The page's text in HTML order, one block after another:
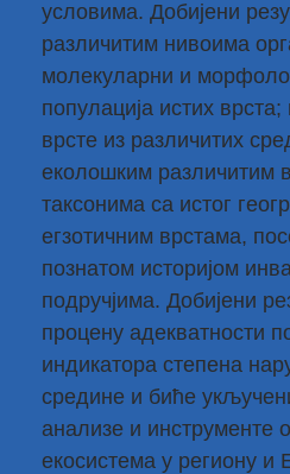
условима. Добијени
различитим нивоима
молекуларни и
популација истих
врсте из различитих
еколошким различитим
таксонима са истог
егзотичним врстама,
познатом историјом
подручјима. Добијени
процену адекватности
индикатора степена
средине и биће
анализе и инструменте
екосистема у региону и